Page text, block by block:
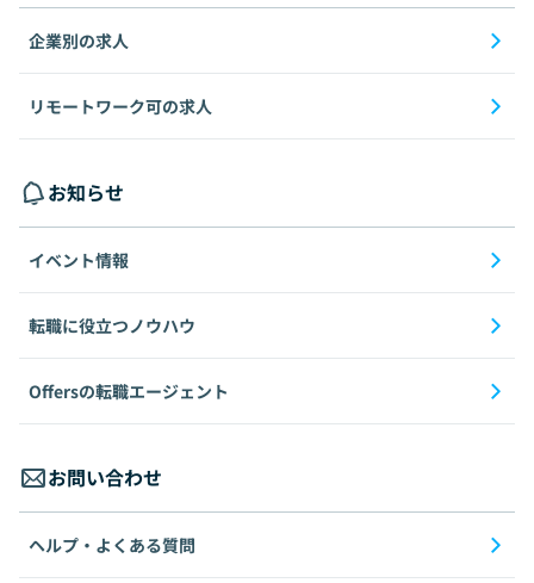
企業別の求人
リモートワーク可の求人
お知らせ
イベント情報
転職に役立つノウハウ
Offersの転職エージェント
お問い合わせ
ヘルプ・よくある質問